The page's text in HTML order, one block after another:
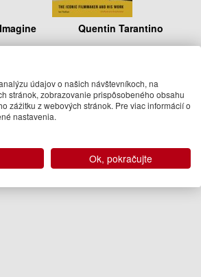
Quentin Tarantino
Na objednávku
údajov o našich návštevníkoch, na
stránok, zobrazovanie prispôsobeného obsahu
zážitku z webových stránok. Pre viac informácií o
nastavenia.
Ok, pokračujte